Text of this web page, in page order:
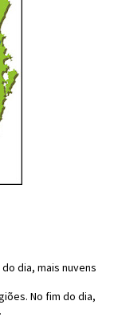
dia, mais nuvens
No fim do dia,